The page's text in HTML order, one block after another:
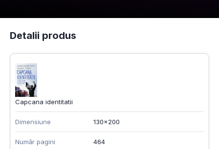
Detalii produs
Capcana identitatii
Dimensiune 130x200
Număr pagini 464